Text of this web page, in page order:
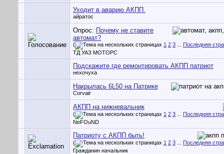
Уходит в аварию АКПП.
айратос
Опрос: Почему не ставите
автомат?
( 1 2 3
Последняя
ТД УАЗ МОТОРС
Подскажите где ремонтировать АКПП патриот
нехочуха
Накрылась 6L50 на Патрике
Corvair
АКПП на нижневальник
( 1 2 3
Последняя
NeFOuND
Патриоту с АКПП быть!
( 1 2 3
Последняя
Гражданин начальник